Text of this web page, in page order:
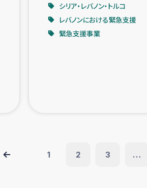
シリア・レバノン・トルコ
レバノンにおける緊急支援
緊急支援事業
1 2 3 ...